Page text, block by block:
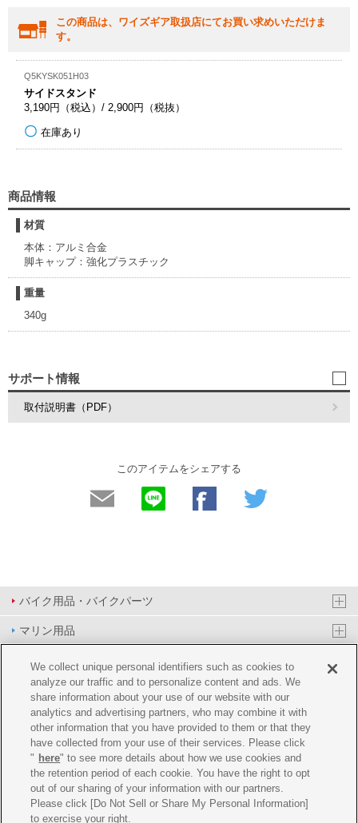
この商品は、ワイズギア取扱店にてお買い求めいただけま
す。
Q5KYSK051H03
サイドスタンド
3,190円（税込）/ 2,900円（税抜）
在庫あり
商品情報
材質
本体：アルミ合金
脚キャップ：強化プラスチック
重量
340g
サポート情報
取付説明書（PDF）
このアイテムをシェアする
バイク用品・バイクパーツ
マリン用品
PAS/YPJ用品
その他用品
イベント&エンターテイメント
オンラインショップ
企業情報
ご利用規約 推薦環境 プライバシーポリシー Cookie ポリシー
We collect unique personal identifiers such as cookies to
analyze our traffic and to personalize content and ads. We
share information about your use of our website with our
analytics and advertising partners, who may combine it with
other information that you have provided to them or that they
have collected from your use of their services. Please click
" here" to see more details about how we use cookies and
the retention period of each cookie. You have the right to opt
out of our sharing of your information with our partners.
Please click [Do Not Sell or Share My Personal Information]
to exercise your right.